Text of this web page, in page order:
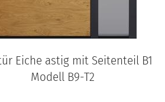
Eiche astig mit Seitenteil B1
Modell B9-T2